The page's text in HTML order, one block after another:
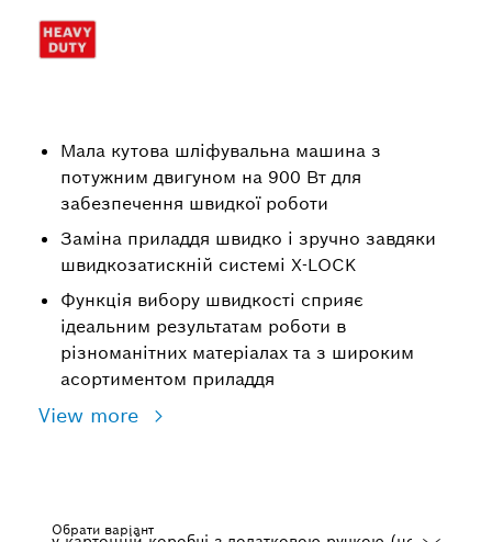
Мала кутова шліфувальна машина з
потужним двигуном на 900 Вт для
забезпечення швидкої роботи
Заміна приладдя швидко і зручно завдяки
швидкозатискній системі X-LOCK
Функція вибору швидкості сприяє
ідеальним результатам роботи в
різноманітних матеріалах та з широким
асортиментом приладдя
View more
Обрати варіант